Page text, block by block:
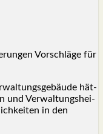
Vor­schlä­ge für
hät­
und Ver­wal­tungs­hei­
in den